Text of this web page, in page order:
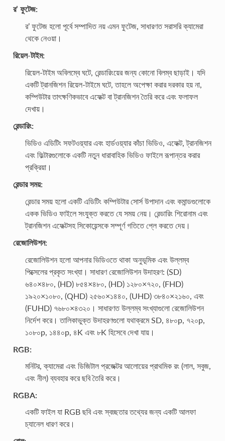
র’ ফুটেজ:
র’ ফুটেজ হলো পূর্বে সম্পাদিত নয় এমন ফুটেজ, সাধারণত সরাসরি ক্যামেরা
থেকে নেওয়া।
রিয়েল-টাইম:
রিয়েল-টাইম অবিলম্বে ঘটে, রেন্ডারিংয়ের জন্য কোনো বিলম্ব ছাড়াই। যদি
একটি ট্রানজিশন রিয়েল-টাইমে ঘটে, তাহলে অপেক্ষা করার দরকার হয় না,
কম্পিউটার তাৎক্ষণিকভাবে এফেক্ট বা ট্রানজিশন তৈরি করে এবং ফলাফল
দেখায়।
রেন্ডারিং:
ভিডিও এডিটিং সফটওয়্যার এবং হার্ডওয়্যার কাঁচা ভিডিও, এফেক্ট, ট্রানজিশন
এবং ফিল্টারগুলোকে একটি নতুন ধারাবাহিক ভিডিও ফাইলে রূপান্তর করার
প্রক্রিয়া।
রেন্ডার সময়:
রেন্ডার সময় হলো একটি এডিটিং কম্পিউটার সোর্স উপাদান এবং কমান্ডগুলোকে
একক ভিডিও ফাইলে সংযুক্ত করতে যে সময় নেয়। রেন্ডারিং শিরোনাম এবং
ট্রানজিশন এফেক্টসহ সিকোয়েন্সকে সম্পূর্ণ গতিতে প্লে করতে দেয়।
রেজোলিউশন:
রেজোলিউশন হলো আপনার ভিডিওতে থাকা অনুভূমিক এবং উল্লম্ব
পিক্সেলের প্রকৃত সংখ্যা। সাধারণ রেজোলিউশন উদাহরণ: (SD)
৬৪০×৪৮০, (HD) ৮৫৪×৪৮০, (HD) ১২৮০×৭২০, (FHD)
১৯২০×১০৮০, (QHD) ২৫৬০×১৪৪০, (UHD) ৩৮৪০×২১৬০, এবং
(FUHD) ৭৬৮০×৪৩২০। সাধারণত উল্লম্ব সংখ্যাগুলো রেজোলিউশন
নির্দেশ করে। তালিকাভুক্ত উদাহরণগুলো যথাক্রমে SD, ৪৮০p, ৭২০p,
১০৮০p, ১৪৪০p, ৪K এবং ৮K হিসেবে দেখা যায়।
RGB:
মনিটর, ক্যামেরা এবং ডিজিটাল প্রজেক্টর আলোয়ের প্রাথমিক রং (লাল, সবুজ,
এবং নীল) ব্যবহার করে ছবি তৈরি করে।
RGBA:
একটি ফাইল যা RGB ছবি এবং স্বচ্ছতার তথ্যের জন্য একটি আলফা
চ্যানেল ধারণ করে।